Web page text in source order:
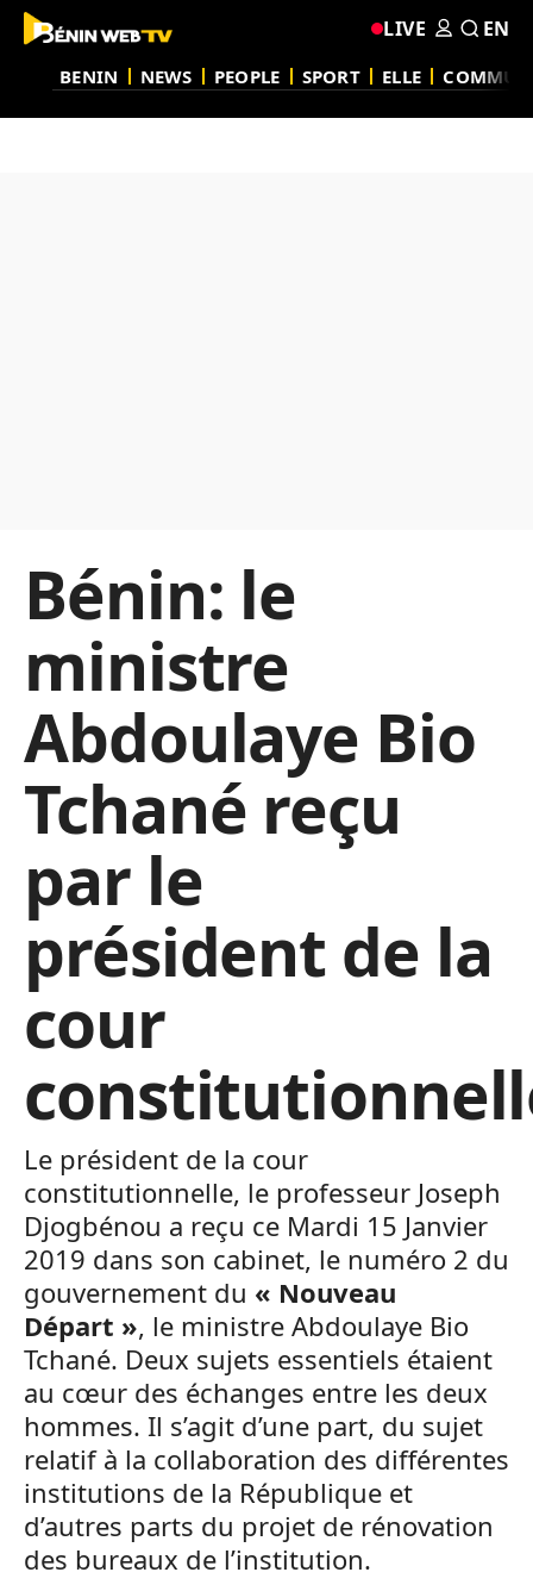
BENIN NEWS PEOPLE SPORT ELLE
LIVE EN
Bénin: le
ministre
Abdoulaye Bio
Tchané reçu
par le
président de la
cour
Le président de la cour
constitutionnelle, le professeur Joseph
Djogbénou a reçu ce Mardi 15 Janvier
2019 dans son cabinet, le numéro 2 du
gouvernement du « Nouveau
Départ », le ministre Abdoulaye Bio
Tchané. Deux sujets essentiels étaient
au cœur des échanges entre les deux
hommes. Il s’agit d’une part, du sujet
relatif à la collaboration des différentes
institutions de la République et
d’autres parts du projet de rénovation
des bureaux de l’institution.